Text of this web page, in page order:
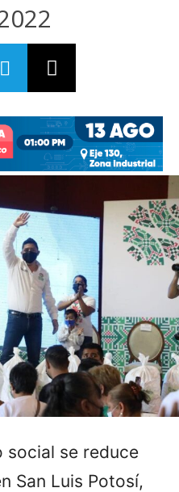
social se reduce
San Luis Potosí,